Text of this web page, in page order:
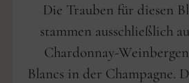
Die Trauben für diesen
stammen ausschließlich
Chardonnay-
Blancs in der Champagne.